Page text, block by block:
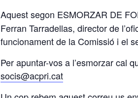
Aquest segon ESMORZAR DE
Ferran Tarradellas, director de
funcionament de la Comissió i el
Per apuntar-vos a l’esmorzar cal
socis@acpri.cat